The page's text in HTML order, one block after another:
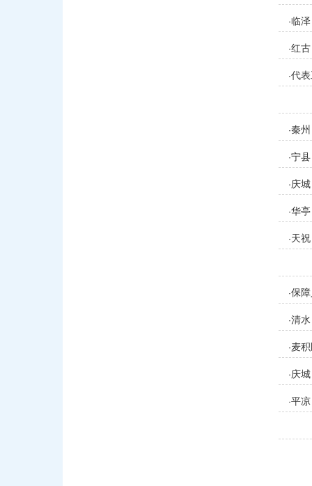
·临
·红
·代
·秦
·宁
·庆
·华
·天
·保
·清
·麦
·庆
·平